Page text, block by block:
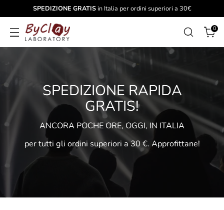
SPEDIZIONE GRATISin Italia per ordini superiori a 30€
0
SPEDIZIONE RAPIDA
GRATIS!
ANCORA POCHE ORE, OGGI, IN ITALIA
per tutti gli ordini superiori a 30 €. Approfittane!